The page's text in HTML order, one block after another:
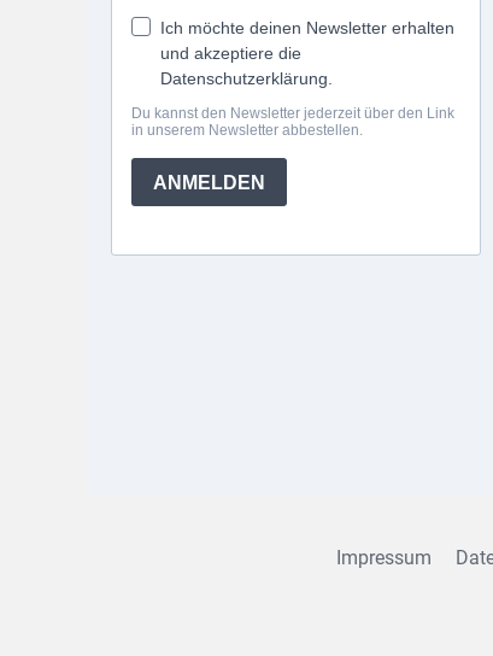
Impressum